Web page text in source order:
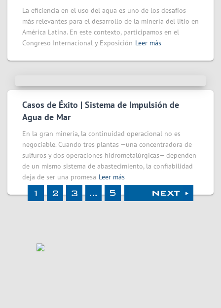
La eficiencia en el uso del agua es uno de los desafíos
más relevantes para el desarrollo de la minería del litio en
América Latina. En este contexto, participamos en el
Congreso Internacional y Exposición Leer más
Casos de Éxito | Sistema de Impulsión de
Agua de Mar
En la gran minería, la continuidad operacional no es
negociable. Cuando tres plantas —una concentradora de
sulfuros y dos operaciones hidrometalúrgicas— dependen
de un mismo sistema de abastecimiento, la confiabilidad
deja de ser una promesa Leer más